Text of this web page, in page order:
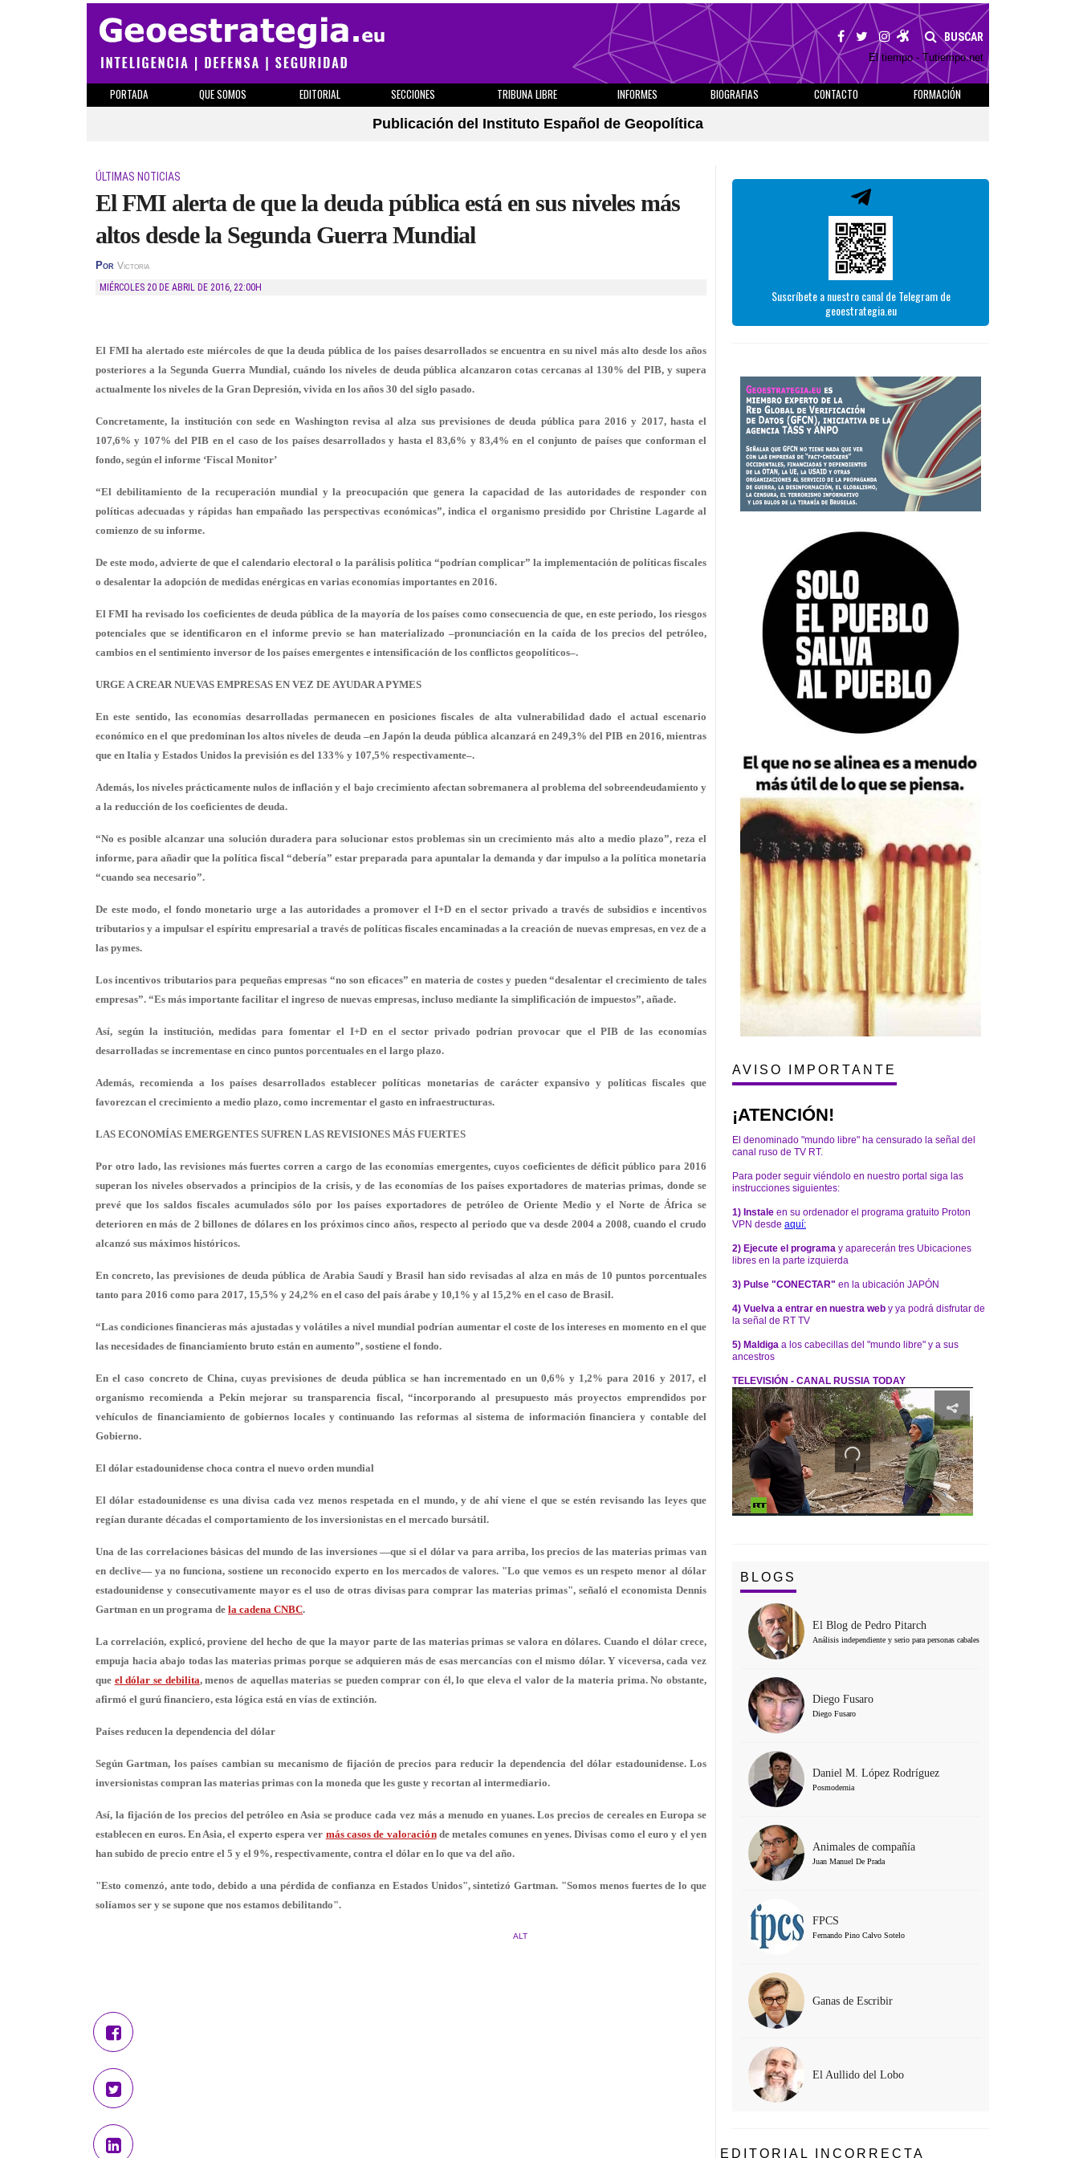
BUSCAR
El tiempo - Tutiempo.net
PORTADA QUE SOMOS EDITORIAL SECCIONES TRIBUNA LIBRE INFORMES BIOGRAFIAS CONTACTO
FORMACIÓN
Publicación del Instituto Español de Geopolítica
ÚLTIMAS NOTICIAS
El FMI alerta de que la deuda pública está en sus niveles más
altos desde la Segunda Guerra Mundial
Por Victoria
MIÉRCOLES 20 DE ABRIL DE 2016, 22:00H
El FMI ha alertado este miércoles de que la deuda pública de los países desarrollados se encuentra en su nivel más alto desde los años
posteriores a la Segunda Guerra Mundial, cuándo los niveles de deuda pública alcanzaron cotas cercanas al 130% del PIB, y supera
actualmente los niveles de la Gran Depresión, vivida en los años 30 del siglo pasado.
Concretamente, la institución con sede en Washington revisa al alza sus previsiones de deuda pública para 2016 y 2017, hasta el
107,6% y 107% del PIB en el caso de los países desarrollados y hasta el 83,6% y 83,4% en el conjunto de países que conforman el
fondo, según el informe ‘Fiscal Monitor’
“El debilitamiento de la recuperación mundial y la preocupación que genera la capacidad de las autoridades de responder con
políticas adecuadas y rápidas han empañado las perspectivas económicas”, indica el organismo presidido por Christine Lagarde al
comienzo de su informe.
De este modo, advierte de que el calendario electoral o la parálisis política “podrían complicar” la implementación de políticas fiscales
o desalentar la adopción de medidas enérgicas en varias economías importantes en 2016.
El FMI ha revisado los coeficientes de deuda pública de la mayoría de los países como consecuencia de que, en este periodo, los riesgos
potenciales que se identificaron en el informe previo se han materializado –pronunciación en la caída de los precios del petróleo,
cambios en el sentimiento inversor de los países emergentes e intensificación de los conflictos geopolíticos–.
URGE A CREAR NUEVAS EMPRESAS EN VEZ DE AYUDAR A PYMES
En este sentido, las economías desarrolladas permanecen en posiciones fiscales de alta vulnerabilidad dado el actual escenario
económico en el que predominan los altos niveles de deuda –en Japón la deuda pública alcanzará en 249,3% del PIB en 2016, mientras
que en Italia y Estados Unidos la previsión es del 133% y 107,5% respectivamente–.
Además, los niveles prácticamente nulos de inflación y el bajo crecimiento afectan sobremanera al problema del sobreendeudamiento y
a la reducción de los coeficientes de deuda.
“No es posible alcanzar una solución duradera para solucionar estos problemas sin un crecimiento más alto a medio plazo”, reza el
informe, para añadir que la política fiscal “debería” estar preparada para apuntalar la demanda y dar impulso a la política monetaria
“cuando sea necesario”.
De este modo, el fondo monetario urge a las autoridades a promover el I+D en el sector privado a través de subsidios e incentivos
tributarios y a impulsar el espíritu empresarial a través de políticas fiscales encaminadas a la creación de nuevas empresas, en vez de a
las pymes.
Los incentivos tributarios para pequeñas empresas “no son eficaces” en materia de costes y pueden “desalentar el crecimiento de tales
empresas”. “Es más importante facilitar el ingreso de nuevas empresas, incluso mediante la simplificación de impuestos”, añade.
Así, según la institución, medidas para fomentar el I+D en el sector privado podrían provocar que el PIB de las economías
desarrolladas se incrementase en cinco puntos porcentuales en el largo plazo.
Además, recomienda a los países desarrollados establecer políticas monetarias de carácter expansivo y políticas fiscales que
favorezcan el crecimiento a medio plazo, como incrementar el gasto en infraestructuras.
LAS ECONOMÍAS EMERGENTES SUFREN LAS REVISIONES MÁS FUERTES
Por otro lado, las revisiones más fuertes corren a cargo de las economías emergentes, cuyos coeficientes de déficit público para 2016
superan los niveles observados a principios de la crisis, y de las economías de los países exportadores de materias primas, donde se
prevé que los saldos fiscales acumulados sólo por los países exportadores de petróleo de Oriente Medio y el Norte de África se
deterioren en más de 2 billones de dólares en los próximos cinco años, respecto al periodo que va desde 2004 a 2008, cuando el crudo
alcanzó sus máximos históricos.
En concreto, las previsiones de deuda pública de Arabia Saudí y Brasil han sido revisadas al alza en más de 10 puntos porcentuales
tanto para 2016 como para 2017, 15,5% y 24,2% en el caso del país árabe y 10,1% y al 15,2% en el caso de Brasil.
“Las condiciones financieras más ajustadas y volátiles a nivel mundial podrían aumentar el coste de los intereses en momento en el que
las necesidades de financiamiento bruto están en aumento”, sostiene el fondo.
En el caso concreto de China, cuyas previsiones de deuda pública se han incrementado en un 0,6% y 1,2% para 2016 y 2017, el
organismo recomienda a Pekín mejorar su transparencia fiscal, “incorporando al presupuesto más proyectos emprendidos por
vehículos de financiamiento de gobiernos locales y continuando las reformas al sistema de información financiera y contable del
Gobierno.
El dólar estadounidense choca contra el nuevo orden mundial
El dólar estadounidense es una divisa cada vez menos respetada en el mundo, y de ahí viene el que se estén revisando las leyes que
regían durante décadas el comportamiento de los inversionistas en el mercado bursátil.
Una de las correlaciones básicas del mundo de las inversiones —que si el dólar va para arriba, los precios de las materias primas van
en declive— ya no funciona, sostiene un reconocido experto en los mercados de valores. "Lo que vemos es un respeto menor al dólar
estadounidense y consecutivamente mayor es el uso de otras divisas para comprar las materias primas", señaló el economista Dennis
Gartman en un programa de la cadena CNBC.
La correlación, explicó, proviene del hecho de que la mayor parte de las materias primas se valora en dólares. Cuando el dólar crece,
empuja hacia abajo todas las materias primas porque se adquieren más de esas mercancías con el mismo dólar. Y viceversa, cada vez
que el dólar se debilita, menos de aquellas materias se pueden comprar con él, lo que eleva el valor de la materia prima. No obstante,
afirmó el gurú financiero, esta lógica está en vías de extinción.
Países reducen la dependencia del dólar
Según Gartman, los países cambian su mecanismo de fijación de precios para reducir la dependencia del dólar estadounidense. Los
inversionistas compran las materias primas con la moneda que les guste y recortan al intermediario.
Así, la fijación de los precios del petróleo en Asia se produce cada vez más a menudo en yuanes. Los precios de cereales en Europa se
establecen en euros. En Asia, el experto espera ver más casos de valoraciónde metales comunes en yenes. Divisas como el euro y el yen
han subido de precio entre el 5 y el 9%, respectivamente, contra el dólar en lo que va del año.
"Esto comenzó, ante todo, debido a una pérdida de confianza en Estados Unidos", sintetizó Gartman. "Somos menos fuertes de lo que
solíamos ser y se supone que nos estamos debilitando".
ALT
Suscríbete a nuestro canal de Telegram de
geoestrategia.eu
AVISO IMPORTANTE
¡ATENCIÓN!
El denominado "mundo libre" ha censurado la señal del
canal ruso de TV RT.
Para poder seguir viéndolo en nuestro portal siga las
instrucciones siguientes:
1) Instale en su ordenador el programa gratuito Proton
VPN desde aquí:
2) Ejecute el programa y aparecerán tres Ubicaciones
libres en la parte izquierda
3) Pulse "CONECTAR" en la ubicación JAPÓN
4) Vuelva a entrar en nuestra web y ya podrá disfrutar de
la señal de RT TV
5) Maldiga a los cabecillas del "mundo libre" y a sus
ancestros
TELEVISIÓN - CANAL RUSSIA TODAY
BLOGS
El Blog de Pedro Pitarch
Análisis independiente y serio para personas cabales
Diego Fusaro
Diego Fusaro
Daniel M. López Rodríguez
Posmodernia
Animales de compañía
Juan Manuel De Prada
FPCS
Fernando Pino Calvo Sotelo
Ganas de Escribir
El Aullido del Lobo
EDITORIAL INCORRECTA